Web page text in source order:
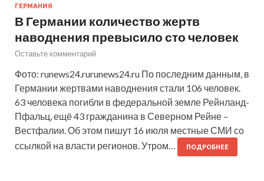
ГЕРМАНИЯ
В Германии количество жертв
наводнения превысило сто человек
Оставьте комментарий
Фото: runews24.rurunews24.ru По последним данным, в
Германии жертвами наводнения стали 106 человек.
63 человека погибли в федеральной земле Рейнланд-
Пфальц, ещё 43 гражданина в Северном Рейне –
Вестфалии. Об этом пишут 16 июля местные СМИ со
ссылкой на власти регионов. Утром…
ПОДРОБНЕЕ